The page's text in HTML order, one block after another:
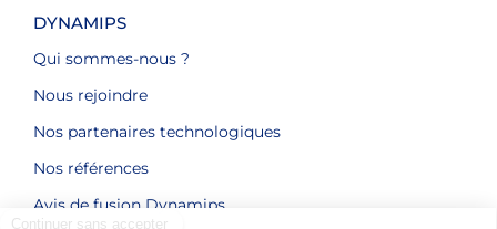
DYNAMIPS
Qui sommes-nous ?
Nous rejoindre
Nos partenaires technologiques
Nos références
Avis de fusion Dynamips